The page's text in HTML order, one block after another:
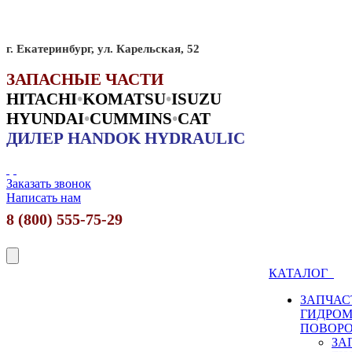
г. Екатеринбург, ул. Карельская, 52
ЗАПАСНЫЕ ЧАСТИ
HITACHI•KOMATSU•ISUZU
HYUNDAI•CUMMINS•CAT
ДИЛЕР HANDOK HYDRAULIC
Заказать звонок
Написать нам
8 (800) 555-75-29
КАТАЛОГ